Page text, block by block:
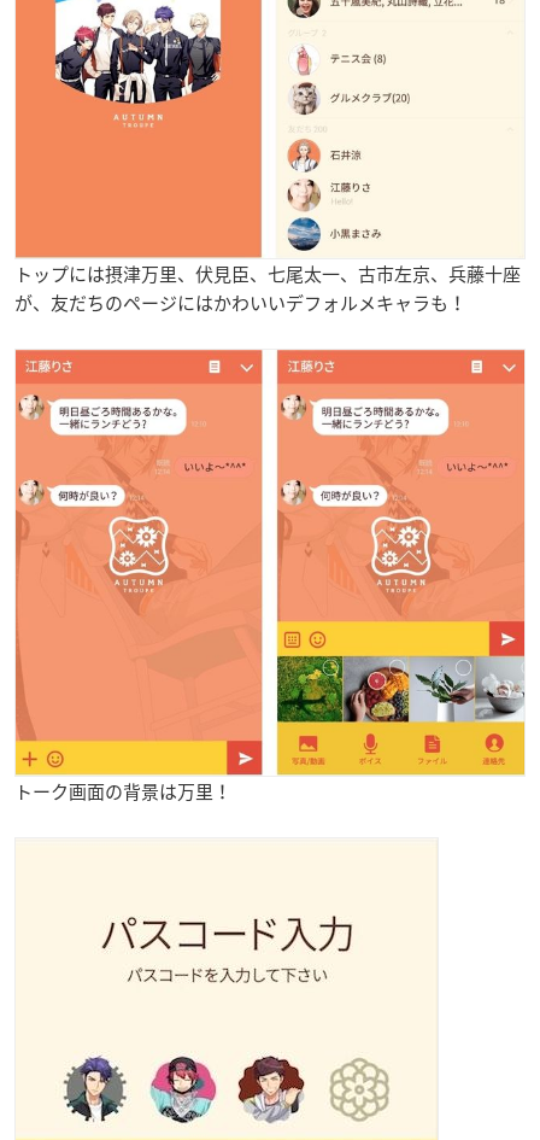
トップには摂津万里、伏見臣、七尾太一、古市左京、兵藤十座
が、友だちのページにはかわいいデフォルメキャラも！
トーク画面の背景は万里！